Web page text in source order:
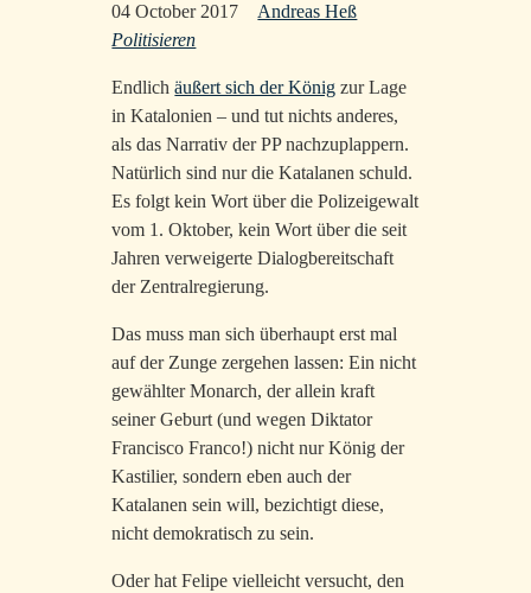
04 October 2017
Andreas Heß
Politisieren
Endlichäußert sich der König zur Lage
in Katalonien – und tut nichts anderes,
als das Narrativ der PP nachzuplappern.
Natürlich sind nur die Katalanen schuld.
Es folgt kein Wort über die Polizeigewalt
vom 1. Oktober, kein Wort über die seit
Jahren verweigerte Dialogbereitschaft
der Zentralregierung.
Das muss man sich überhaupt erst mal
auf der Zunge zergehen lassen: Ein nicht
gewählter Monarch, der allein kraft
seiner Geburt (und wegen Diktator
Francisco Franco!) nicht nur König der
Kastilier, sondern eben auch der
Katalanen sein will, bezichtigt diese,
nicht demokratisch zu sein.
Oder hat Felipe vielleicht versucht, den